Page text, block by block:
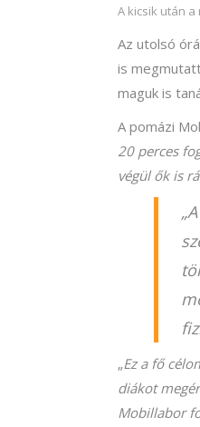
A kicsik után
Az utolsó
is
maguk is
A pomázi
20 perces
végül ők is
„Ez a fő
diákot
Mobillabor